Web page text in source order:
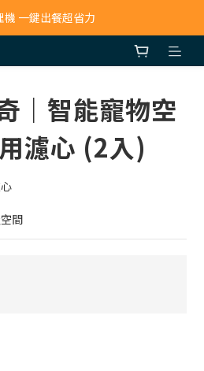
吸毛清淨抗敏一次搞定
機 一鍵出餐超省力
｜智能寵物空
濾心 (2入)
間